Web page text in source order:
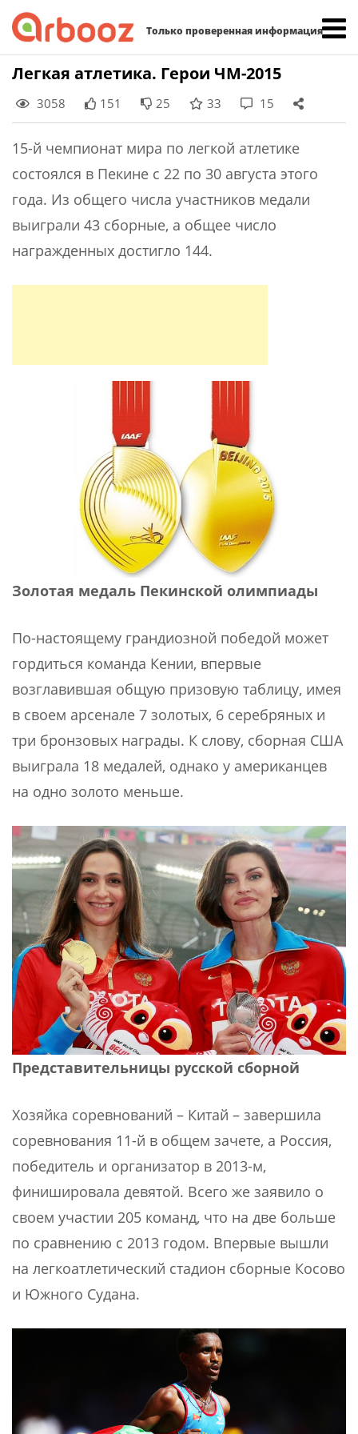
Только проверенная информация
Skip
content
Легкая атлетика. Герои ЧМ-2015
3058 151 25 33 15
15-й чемпионат мира по легкой атлетике
состоялся в Пекине с 22 по 30 августа этого
года. Из общего числа участников медали
выиграли 43 сборные, а общее число
награжденных достигло 144.
Золотая медаль Пекинской олимпиады
По-настоящему грандиозной победой может
гордиться команда Кении, впервые
возглавившая общую призовую таблицу, имея
в своем арсенале 7 золотых, 6 серебряных и
три бронзовых награды. К слову, сборная США
выиграла 18 медалей, однако у американцев
на одно золото меньше.
Представительницы русской сборной
Хозяйка соревнований – Китай – завершила
соревнования 11-й в общем зачете, а Россия,
победитель и организатор в 2013-м,
финишировала девятой. Всего же заявило о
своем участии 205 команд, что на две больше
по сравнению с 2013 годом. Впервые вышли
на легкоатлетический стадион сборные Косово
и Южного Судана.
Найти: